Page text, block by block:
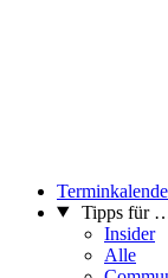
Tipps für
Insider
Alle